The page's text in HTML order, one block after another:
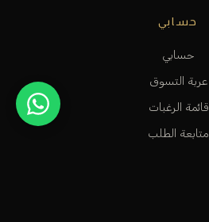
حسابي
حسابي
عربة التسوق
قائمة الرغبات
متابعة الطلب